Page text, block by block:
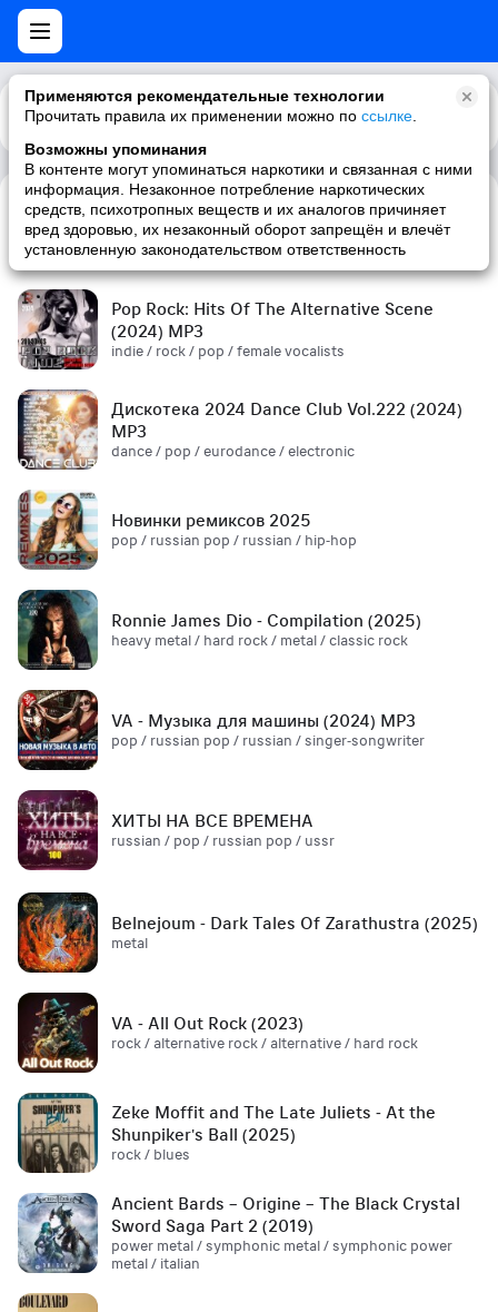
Применяются рекомендательные технологии
Прочитать правила их применении можно по ссылке
Возможны упоминания
В контенте могут упоминаться наркотики и связанная с ними
информация. Незаконное потребление наркотических
средств, психотропных веществ и их аналогов причиняет
вред здоровью, их незаконный оборот запрещён и влечёт
установленную законодательством ответственность
Каталог Рекомендации
Сборник! '90s (2024) MP3
pop / russian pop / russian / '90s
Pop Rock: Hits Of The Alternative Scene
(2024) MP3
indie / rock / pop / female vocalists
Дискотека 2024 Dance Club Vol.222 (2024)
MP3
dance / pop / eurodance / electronic
Новинки ремиксов 2025
pop / russian pop / russian / hip-hop
Ronnie James Dio - Compilation (2025)
heavy metal / hard rock / metal / classic rock
VA - Музыка для машины (2024) MP3
pop / russian pop / russian / singer-songwriter
ХИТЫ НА ВСЕ ВРЕМЕНА
russian / pop / russian pop / ussr
Belnejoum - Dark Tales Of Zarathustra (2025)
metal
VA - All Out Rock (2023)
rock / alternative rock / alternative / hard rock
Zeke Moffit and The Late Juliets - At the
Shunpiker's Ball (2025)
rock / blues
Ancient Bards – Origine – The Black Crystal
Sword Saga Part 2 (2019)
power metal / symphonic metal / symphonic power
metal / italian